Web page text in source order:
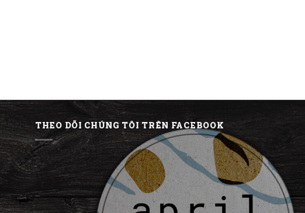
THEO DÕI CHÚNG TÔI TRÊN FACEBOOK